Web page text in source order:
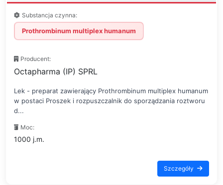
Substancja czynna:
Prothrombinum multiplex humanum
Producent:
Octapharma (IP) SPRL
Lek - preparat zawierający Prothrombinum multiplex humanum
w postaci Proszek i rozpuszczalnik do sporządzania roztworu
d...
Moc:
1000 j.m.
Szczegóły